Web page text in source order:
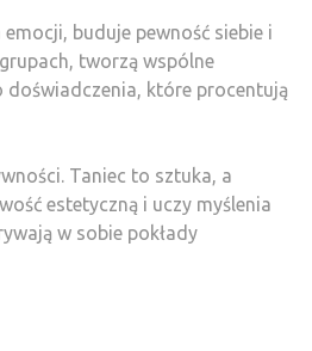
buduje pewność siebie i
tworzą wspólne
doświadczenia, które procentują
Taniec to sztuka, a
estetyczną i uczy myślenia
w sobie pokłady